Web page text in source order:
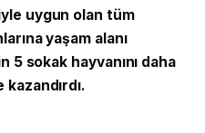
uygun olan tüm
yaşam alanı
5 sokak hayvanını daha